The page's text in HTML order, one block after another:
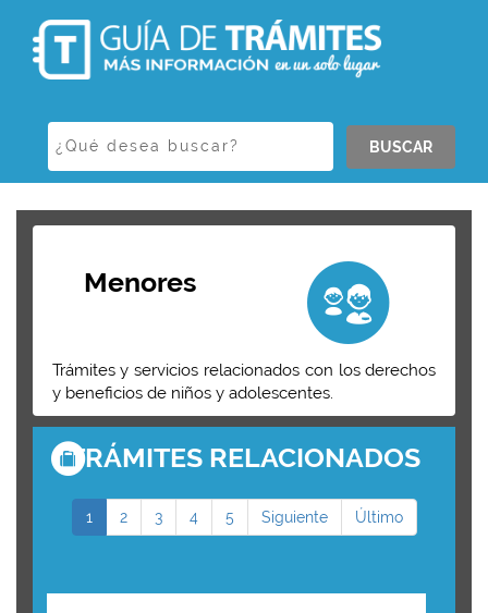
BUSCAR
Menores
Trámites y servicios relacionados con los derechos
y beneficios de niños y adolescentes.
TRÁMITES RELACIONADOS
1 2 3 4 5 Siguiente Último